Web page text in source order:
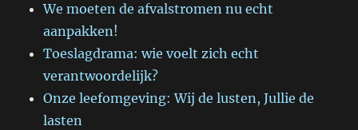
We moeten de afvalstromen nu echt
aanpakken!
Toeslagdrama: wie voelt zich echt
verantwoordelijk?
Onze leefomgeving: Wij de lusten, Jullie de
lasten